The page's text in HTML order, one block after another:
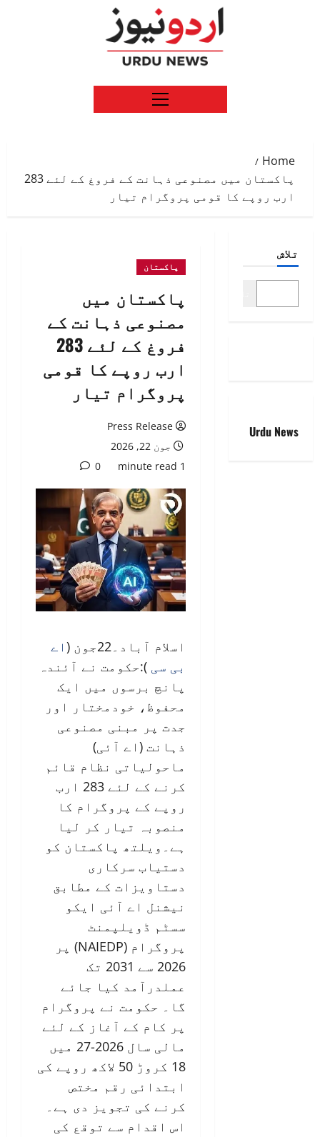
Primary
Home
پاکستان میں مصنوعی ذہانت کے فروغ کے لئے 283
ارب روپے کا قومی پروگرام تیار
پاکستان
پاکستان میں
مصنوعی ذہانت کے
فروغ کے لئے 283
ارب روپے کا قومی
پروگرام تیار
Press Release
جون 22, 2026
1 minute read
0
اسلام آباد۔22جون (
اے
بی سی ):حکومت نے آئندہ
پانچ برسوں میں ایک
محفوظ، خودمختار اور
جدت پر مبنی مصنوعی
ذہانت (اے آئی)
ماحولیاتی نظام قائم
کرنے کے لئے 283 ارب
روپے کے پروگرام کا
منصوبہ تیار کر لیا
ہے۔ویلتھ پاکستان کو
دستیاب سرکاری
دستاویزات کے مطابق
نیشنل اے آئی ایکو
سسٹم ڈویلپمنٹ
پروگرام (NAIEDP) پر
2026 سے 2031 تک
عملدرآمد کیا جائے
گا۔ حکومت نے پروگرام
پر کام کے آغاز کے لئے
مالی سال 2026-27 میں
18 کروڑ 50 لاکھ روپے کی
ابتدائی رقم مختص
کرنے کی تجویز دی ہے۔
اس اقدام سے توقع کی
تلاش
Urdu News